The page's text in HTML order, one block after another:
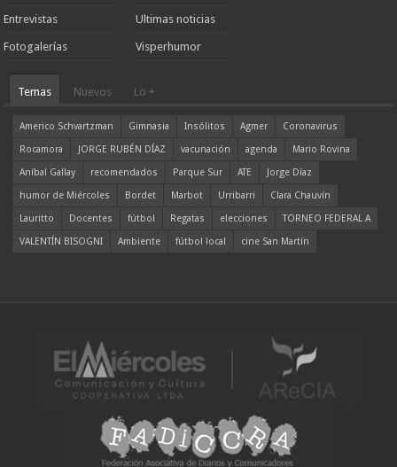
Entrevistas
Fotogalerías
Ultimas noticias
Visperhumor
Temas Nuevos Lo +
Americo Schvartzman Gimnasia Insólitos Agmer
Coronavirus
Rocamora
JORGE RUBÉN DÍAZ vacunación agenda
Mario Rovina
Aníbal Gallay
recomendados Parque Sur ATE
Jorge Díaz
humor de Miércoles
Bordet Marbot Urribarri
Clara Chauvín
Lauritto
Docentes fútbol Regatas elecciones
TORNEO FEDERAL A
VALENTÍN BISOGNI
Ambiente fútbol local cine San Martín